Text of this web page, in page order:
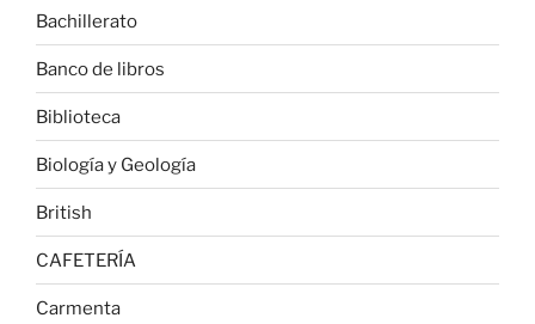
Bachillerato
Banco de libros
Biblioteca
Biología y Geología
British
CAFETERÍA
Carmenta